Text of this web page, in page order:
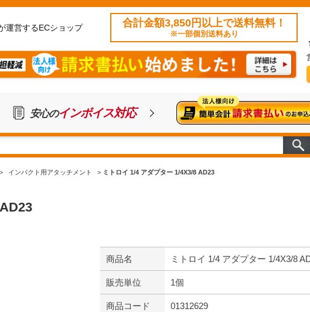
運営するECショップ 合計金額3,850円以上で送料無料！
※一部個別送料あり
安心のインボイス対応
> インパクト用アタッチメント > ミトロイ 1/4 アダプター 1/4X3/8 AD23
商品名 ミトロイ 1/4 アダプター 1/4X3/8
販売単位 1個
商品コード 01312629